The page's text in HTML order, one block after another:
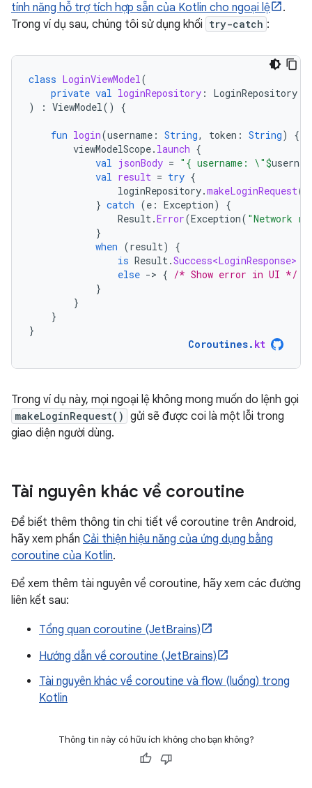
tính năng hỗ trợ tích hợp sẵn của Kotlin cho ngoại lệ
.
Trong ví dụ sau, chúng tôi sử dụng khối try-catch :
class LoginViewModel(
private val loginRepository :
LoginRepository
)
: ViewModel() {
fun login(username : String, token : String)
{
viewModelScope. launch {
val jsonBody = "{ username: \"$
val result = try {
loginRepository.makeLoginRequest(
} catch (e : Exception)
{
Result.Error(Exception( "Network
}
when (result)
{
is Result.Success<LoginResponse>
else -> { /* Show error in UI */
}
}
}
}
Coroutines. kt
Trong ví dụ này, mọi ngoại lệ không mong muốn do lệnh gọi
makeLoginRequest() gửi sẽ được coi là một lỗi trong
giao diện người dùng.
Tài nguyên khác về coroutine
Để biết thêm thông tin chi tiết về coroutine trên Android,
hãy xem phần Cải thiện hiệu năng của ứng dụng bằng
coroutine của Kotlin.
Để xem thêm tài nguyên về coroutine, hãy xem các đường
liên kết sau:
Tổng quan coroutine (JetBrains)
Hướng dẫn về coroutine (JetBrains)
Tài nguyên khác về coroutine và flow (luồng) trong
Kotlin
Thông tin này có hữu ích không cho bạn không?